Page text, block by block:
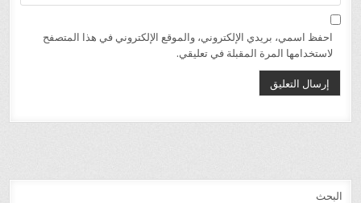
احفظ اسمي، بريدي الإلكتروني، والموقع الإلكتروني في هذا المتصفح
لاستخدامها المرة المقبلة في تعليقي.
البحث